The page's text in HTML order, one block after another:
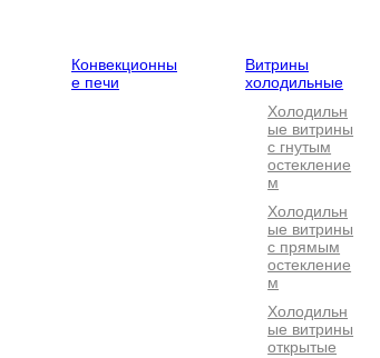
Конвекционны
е печи
Витрины
холодильные
Холодильн
ые витрины
с гнутым
остекление
м
Холодильн
ые витрины
с прямым
остекление
м
Холодильн
ые витрины
открытые